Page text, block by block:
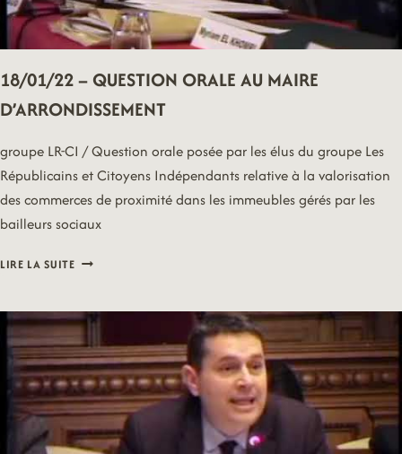
18/01/22 – QUESTION ORALE AU MAIRE
D’ARRONDISSEMENT
groupe LR-CI / Question orale posée par les élus du groupe Les
Républicains et Citoyens Indépendants relative à la valorisation
des commerces de proximité dans les immeubles gérés par les
bailleurs sociaux
LIRE LA SUITE18/01/22
ORALE
MAIRE
D’ARRONDISSEMENT